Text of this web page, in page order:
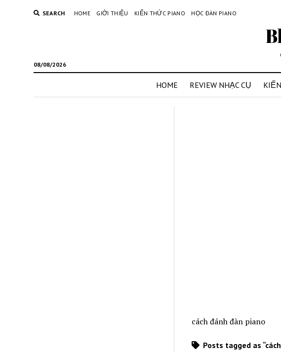
SEARCH HOME GIỚI THIỆU KIẾN THỨC PIANO HỌC ĐÀN PIANO
08/08/2026
HOME REVIEW NHẠC CỤ
cách đánh đàn piano
Posts tagged as